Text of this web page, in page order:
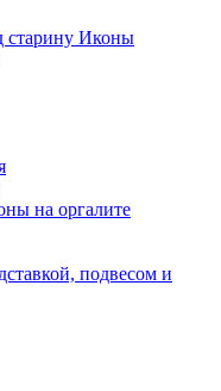
Иконы
на оргалите
подвесом и